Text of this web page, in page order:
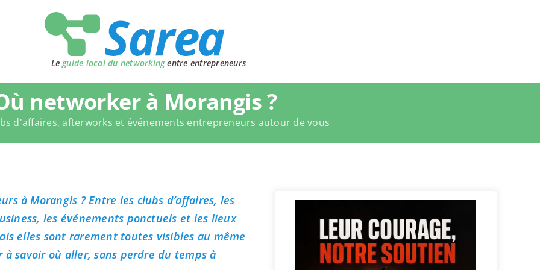
Le guide local du networkingentre entrepreneurs
networker à Morangis ?
d'affaires, afterworks et événements entrepreneurs autour de vous
à Morangis ? Entre les clubs d’affaires, les
les événements ponctuels et les lieux
elles sont rarement toutes visibles au même
savoir où aller, sans perdre du temps à